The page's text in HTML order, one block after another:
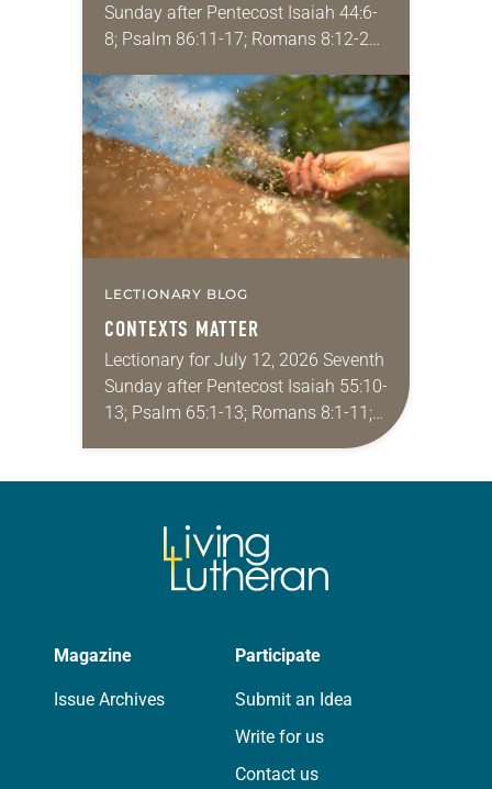
Sunday after Pentecost Isaiah 44:6-
8; Psalm 86:11-17; Romans 8:12-25;
ever have a story or joke so good
that you…
LECTIONARY BLOG
CONTEXTS MATTER
Lectionary for July 12, 2026 Seventh
Sunday after Pentecost Isaiah 55:10-
13; Psalm 65:1-13; Romans 8:1-11;
Matthew 13:1-9, 18-23 I find myself
Magazine
Issue Archives
Participate
Submit an Idea
Write for us
Contact us